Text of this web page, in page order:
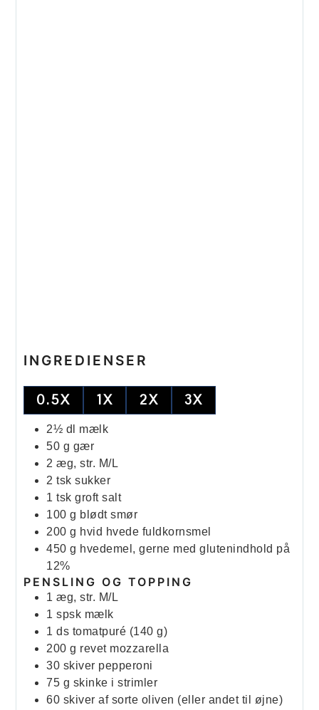
INGREDIENSER
0.5X 1X 2X 3X
2½ dl
mælk
50 g gær
2 æg, str. M/L
2 tsk sukker
1 tsk groft salt
100 g blødt smør
200 g hvid hvede fuldkornsmel
450 g hvedemel, gerne med glutenindhold på
12%
PENSLING OG TOPPING
1 æg, str. M/L
1 spsk mælk
1 ds tomatpuré (140 g)
200 g revet mozzarella
30 skiver pepperoni
75 g skinke i strimler
60 skiver af sorte oliven (eller andet til øjne)